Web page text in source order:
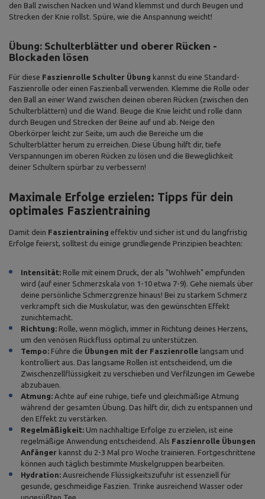
den Ball zwischen Nacken und Wand klemmst und durch Beugen und
Strecken der Knie rollst. Spüre, wie die Anspannung weicht!
Übung: Schulterblätter und oberer Rücken -
Blockaden lösen
Für diese Faszienrolle Schulter Übung kannst du eine Standard-
Faszienrolle oder einen Faszienball verwenden. Klemme die Rolle oder
den Ball an einer Wand zwischen deinen oberen Rücken (zwischen den
Schulterblättern) und die Wand. Beuge die Knie leicht und rolle dann
durch Beugen und Strecken der Beine auf und ab. Neige den
Oberkörper leicht zur Seite, um auch die Bereiche um die
Schulterblätter herum zu erreichen. Diese Übung hilft dir, tiefe
Verspannungen im oberen Rücken zu lösen und die Beweglichkeit
deiner Schultern spürbar zu verbessern!
Maximale Erfolge erzielen: Tipps für dein
optimales Faszientraining
Damit dein Faszientraining effektiv und sicher ist und du langfristig
Erfolge feierst, solltest du einige grundlegende Prinzipien beachten:
Intensität: Rolle mit einem Druck, der als "Wohlweh" empfunden
wird (auf einer Schmerzskala von 1-10 etwa 7-9). Gehe niemals über
deine persönliche Schmerzgrenze hinaus! Bei zu starkem Schmerz
verkrampft sich die Muskulatur, was den gewünschten Effekt
zunichtemacht.
Richtung: Rolle, wenn möglich, immer in Richtung deines Herzens,
um den venösen Rückfluss optimal zu unterstützen.
Tempo: Führe die Übungen mit der Faszienrolle langsam und
kontrolliert aus. Das langsame Rollen ist entscheidend, um die
Zwischenzellflüssigkeit zu verschieben und Verfilzungen im Gewebe
abzubauen.
Atmung: Achte auf eine ruhige, tiefe und gleichmäßige Atmung
während der gesamten Übung. Das hilft dir, dich zu entspannen und
den Effekt zu verstärken.
Regelmäßigkeit: Um nachhaltige Erfolge zu erzielen, ist eine
regelmäßige Anwendung entscheidend. Als Faszienrolle Übungen
Anfänger kannst du 2-3 Mal pro Woche trainieren. Fortgeschrittene
können auch täglich bestimmte Muskelgruppen bearbeiten.
Hydration: Ausreichende Flüssigkeitszufuhr ist essenziell für
gesunde, geschmeidige Faszien. Trinke ausreichend Wasser oder
ungesüßten Tee.